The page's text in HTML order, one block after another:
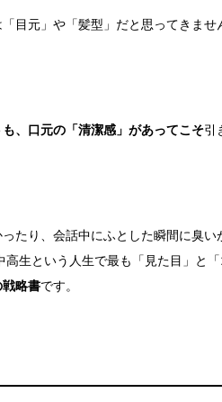
目元」や「髪型」だと思ってきませ
、口元の「清潔感」があってこそ引
たり、会話中にふとした瞬間に臭
生という人生で最も「見た目」と
略書です。